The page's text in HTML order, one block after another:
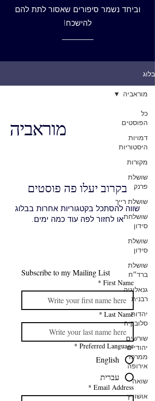
וביחד נשמר סיפורים שאסור לתת להם
להישכח!
בלוג
כל
הפוסטים
דמויות
היסטוריות
מקורות
שושלת
פרנק
שושלת רייך
שושלחת
סידון
שושלת
סידון
שושלת
ברד״ח
גנאלוגיה
רבנית
יהדות
סלובקיה
שורשים
יהודיים
ממרכז
אירופה
שואה
אושוויץ
מוראביה
מוראביה
בקרוב יעלו פה פוסטים
שווה להסתכל בקטגוריות אחרות בבלוג
או לחזור לפה עוד כמה ימים.
Subscribe to my Mailing List
First Name
*
Last Name
*
Preferred Language
*
English
עברית
Email Address
*